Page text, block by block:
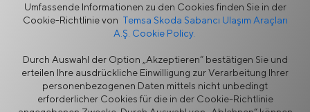
Kontaktinformationen
Kontaktformular
Umfassende Informationen zu den Cookies finden Sie in der
Cookie-Richtlinie von Temsa Skoda Sabancı Ulaşım Araçları
A.Ş. Cookie Policy.
Durch Auswahl der Option „Akzeptieren“ bestätigen Sie und
erteilen Ihre ausdrückliche Einwilligung zur Verarbeitung Ihrer
personenbezogenen Daten mittels nicht unbedingt
erforderlicher Cookies für die in der Cookie-Richtlinie